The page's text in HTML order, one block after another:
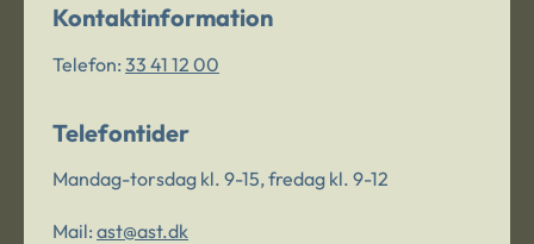
Kontaktinformation
Telefon: 33 41 12 00
Telefontider
Mandag-torsdag kl. 9-15, fredag kl. 9-12
Mail: ast@ast.dk